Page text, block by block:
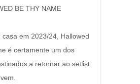
BE THY NAME
casa em 2023/24, Hallowed
é certamente um dos
a retornar ao setlist